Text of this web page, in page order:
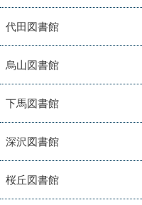
代田図書館
烏山図書館
下馬図書館
深沢図書館
桜丘図書館